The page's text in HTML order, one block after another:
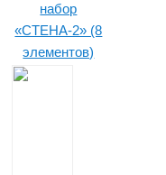
набор
«СТЕНА-2» (8
элементов)